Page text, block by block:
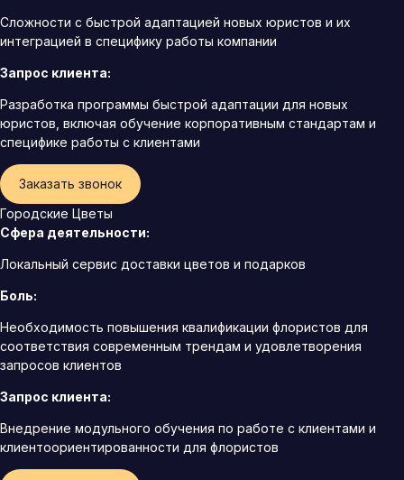
Сложности с быстрой адаптацией новых юристов и их
интеграцией в специфику работы компании
Запрос клиента:
Разработка программы быстрой адаптации для новых
юристов, включая обучение корпоративным стандартам и
специфике работы с клиентами
Заказать звонок
Городские Цветы
Сфера деятельности:
Локальный сервис доставки цветов и подарков
Боль:
Необходимость повышения квалификации флористов для
соответствия современным трендам и удовлетворения
запросов клиентов
Запрос клиента:
Внедрение модульного обучения по работе с клиентами и
клиентоориентированности для флористов